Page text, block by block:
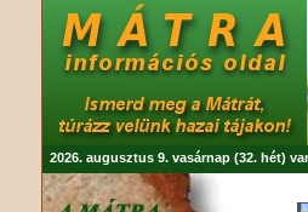
2026. augusztus 9. vasárnap (32. hét)